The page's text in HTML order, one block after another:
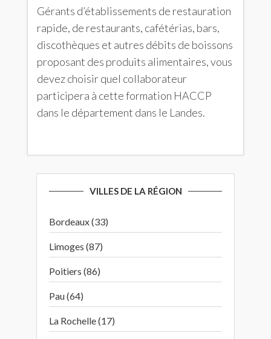
Gérants d’établissements de restauration
rapide, de restaurants, cafétérias, bars,
discothèques et autres débits de boissons
proposant des produits alimentaires, vous
devez choisir quel collaborateur
participera à cette formation HACCP
dans le département dans le Landes.
VILLES DE LA RÉGION
Bordeaux (33)
Limoges (87)
Poitiers (86)
Pau (64)
La Rochelle (17)